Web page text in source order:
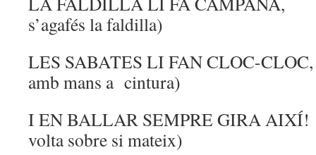
s’agafés la faldilla)
LES SABATES LI FAN CLOC-
amb mans a cintura)
I EN BALLAR SEMPRE
volta sobre si mateix)